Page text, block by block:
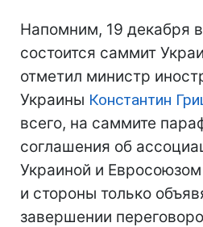
Напомним, 19 декабря
состоится саммит
отметил министр
Украины Константин
всего, на саммите
соглашения об
Украиной и Евросоюзом
и стороны только
завершении